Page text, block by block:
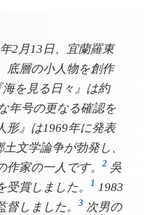
2月13日、宜蘭羅東
底層の小人物を創作
海を見る日々』は約
年号の更なる確認を
形』は1969年に発表
文学論争が勃発し、
家の一人です。
2 吳
賞しました。
1 1983
しました。
3 次男の